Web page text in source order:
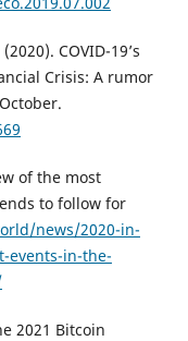
COVID-19’s
Crisis: A rumor
of the most
to follow for
news/2020-in-
events-in-the-
2021 Bitcoin